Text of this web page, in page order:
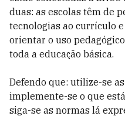
duas: as escolas têm de
tecnologias ao currículo
orientar o uso
toda a educação básica.
Defendo que: utilize-se
implemente-se o que
siga-se as normas lá